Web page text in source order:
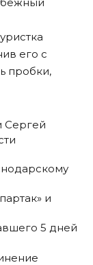
его с
пробки,
Сергей
и
5 дней